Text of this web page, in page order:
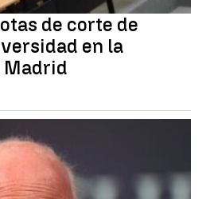
de corte de
en la
Madrid